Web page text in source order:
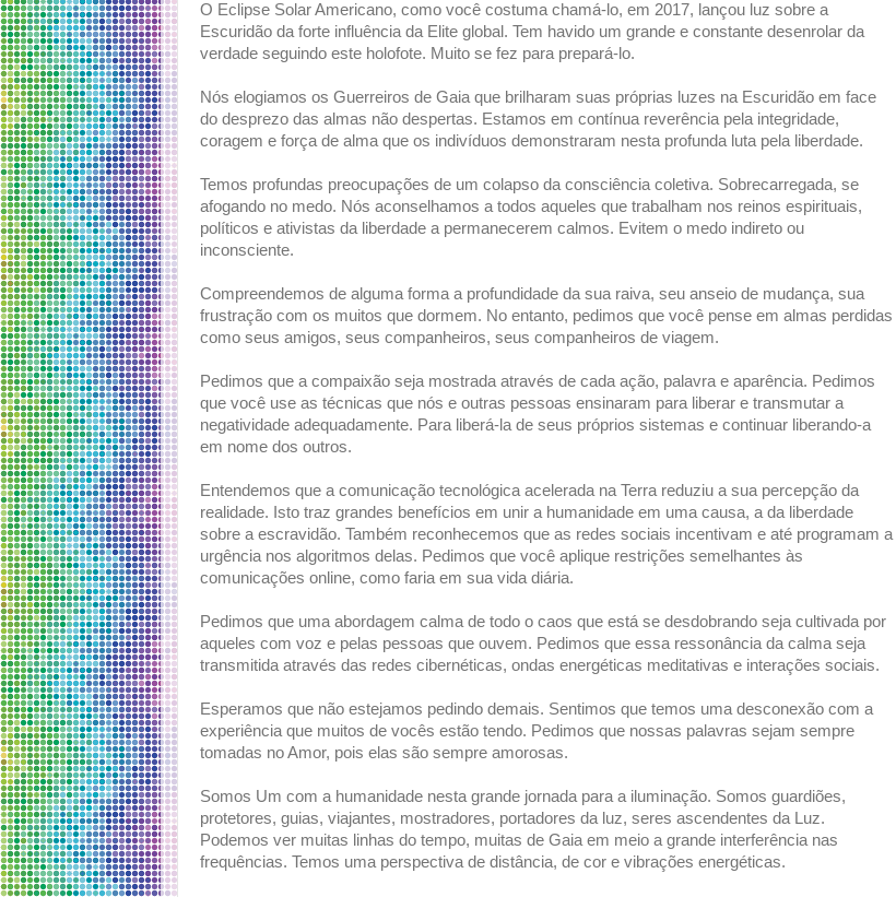
O Eclipse Solar Americano, como você costuma chamá-lo, em 2017, lançou luz sobre a
Escuridão da forte influência da Elite global. Tem havido um grande e constante desenrolar da
verdade seguindo este holofote. Muito se fez para prepará-lo.
Nós elogiamos os Guerreiros de Gaia que brilharam suas próprias luzes na Escuridão em face
do desprezo das almas não despertas. Estamos em contínua reverência pela integridade,
coragem e força de alma que os indivíduos demonstraram nesta profunda luta pela liberdade.
Temos profundas preocupações de um colapso da consciência coletiva. Sobrecarregada, se
afogando no medo. Nós aconselhamos a todos aqueles que trabalham nos reinos espirituais,
políticos e ativistas da liberdade a permanecerem calmos. Evitem o medo indireto ou
inconsciente.
Compreendemos de alguma forma a profundidade da sua raiva, seu anseio de mudança, sua
frustração com os muitos que dormem. No entanto, pedimos que você pense em almas perdidas
como seus amigos, seus companheiros, seus companheiros de viagem.
Pedimos que a compaixão seja mostrada através de cada ação, palavra e aparência. Pedimos
que você use as técnicas que nós e outras pessoas ensinaram para liberar e transmutar a
negatividade adequadamente. Para liberá-la de seus próprios sistemas e continuar liberando-a
em nome dos outros.
Entendemos que a comunicação tecnológica acelerada na Terra reduziu a sua percepção da
realidade. Isto traz grandes benefícios em unir a humanidade em uma causa, a da liberdade
sobre a escravidão. Também reconhecemos que as redes sociais incentivam e até programam a
urgência nos algoritmos delas. Pedimos que você aplique restrições semelhantes às
comunicações online, como faria em sua vida diária.
Pedimos que uma abordagem calma de todo o caos que está se desdobrando seja cultivada por
aqueles com voz e pelas pessoas que ouvem. Pedimos que essa ressonância da calma seja
transmitida através das redes cibernéticas, ondas energéticas meditativas e interações sociais.
Esperamos que não estejamos pedindo demais. Sentimos que temos uma desconexão com a
experiência que muitos de vocês estão tendo. Pedimos que nossas palavras sejam sempre
tomadas no Amor, pois elas são sempre amorosas.
Somos Um com a humanidade nesta grande jornada para a iluminação. Somos guardiões,
protetores, guias, viajantes, mostradores, portadores da luz, seres ascendentes da Luz.
Podemos ver muitas linhas do tempo, muitas de Gaia em meio a grande interferência nas
frequências. Temos uma perspectiva de distância, de cor e vibrações energéticas.